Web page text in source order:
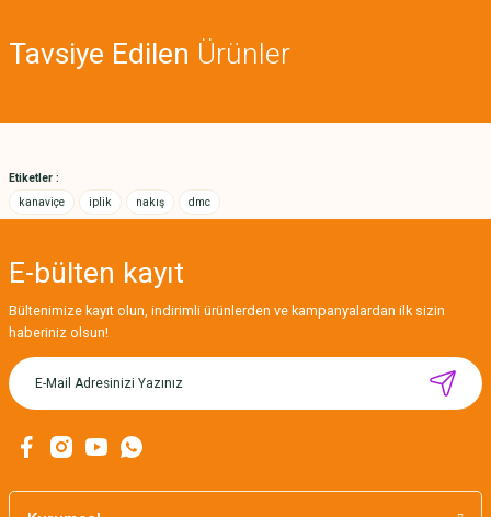
Ürün açıklamasında eksik bilgiler bulunuyor.
Tavsiye Edilen Ürünler
MIKNATISLI İĞNE TUTUCU-BAHAR
Etiketler :
kanaviçe
iplik nakış dmc
E-bülten kayıt
Bültenimize kayıt olun, indirimli ürünlerden ve kampanyalardan ilk sizin
haberiniz olsun!